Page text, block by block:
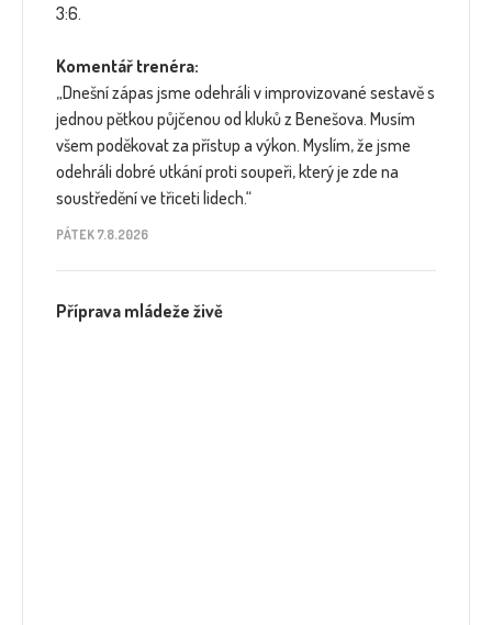
3:6.
Komentář trenéra:
„Dnešní zápas jsme odehráli v improvizované sestavě s
jednou pětkou půjčenou od kluků z Benešova. Musím
všem poděkovat za přístup a výkon. Myslím, že jsme
odehráli dobré utkání proti soupeři, který je zde na
soustředění ve třiceti lidech.“
PÁTEK 7.8.2026
Příprava mládeže živě